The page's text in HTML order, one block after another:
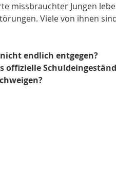
missbrauchter Jungen
Viele von ihnen
endlich entgegen?
offizielle